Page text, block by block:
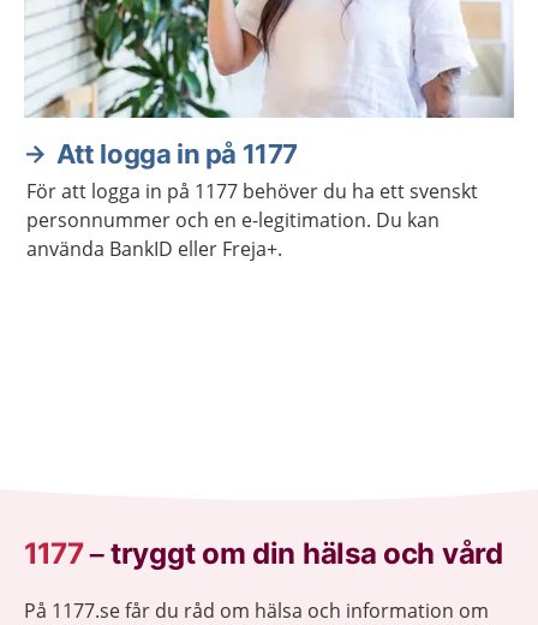
Att logga in på 1177
För att logga in på 1177 behöver du ha ett svenskt
personnummer och en e-legitimation. Du kan
använda BankID eller Freja+.
1177–tryggt om din hälsa och vård
På 1177.se får du råd om hälsa och information om